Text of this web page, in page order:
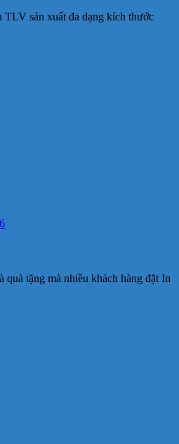
sản xuất đa dạng kích thước
tặng mà nhiều khách hàng đặt In